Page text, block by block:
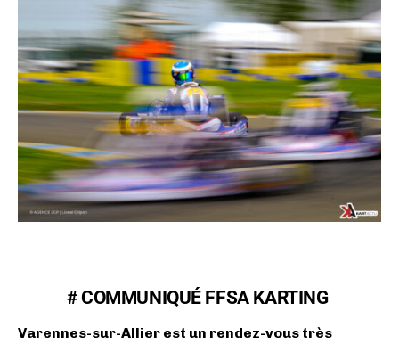
# COMMUNIQUÉ FFSA KARTING
Varennes-sur-Allier est un rendez-vous très